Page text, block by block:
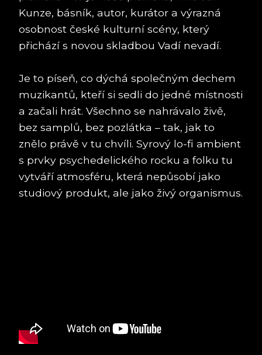
Kunze, básník, autor, kurátor a výrazná
osobnost české kulturní scény, který
přichází s novou skladbou Vadí nevadí.
Je to píseň, co dýchá společným dechem
muzikantů, kteří si sedli do jedné místnosti
a začali hrát. Všechno se nahrávalo živě,
bez samplů, bez pozlátka – tak, jak to
znělo právě v tu chvíli. Syrový lo-fi ambient
s prvky psychedelického rocku a folku tu
vytváří atmosféru, která nepůsobí jako
studiový produkt, ale jako živý organismus.